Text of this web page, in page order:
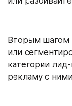
Вторым шагом
или
категории
рекламу с